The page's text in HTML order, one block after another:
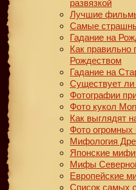
развязкой
Лучшие
Самые
Гадание на
Как правильно
Рождеством
Гадание на
Существует
Фотографии
Фото кукол
Как выглядят
Фото огромных
Мифология
Японские
Мифы
Европейские
Список самых